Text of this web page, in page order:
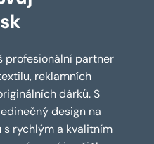
profesionální partner
, reklamních
dárků. S
design na
rychlým a kvalitním